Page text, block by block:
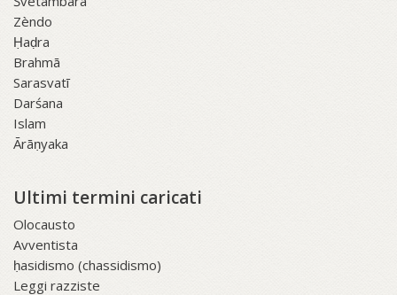
Zèndo
Ḥaḍra
Brahmā
Sarasvatī
Darśana
Islam
Ārāṇyaka
Ultimi termini caricati
Olocausto
Avventista
ḥasidismo (chassidismo)
Leggi razziste